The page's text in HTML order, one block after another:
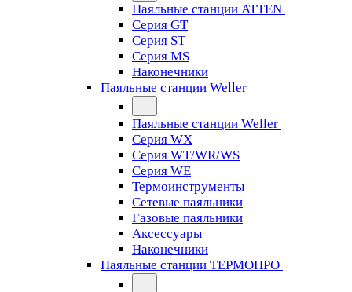
Паяльные станции ATTEN
Серия GT
Серия ST
Серия MS
Наконечники
Паяльные станции Weller
Паяльные станции Weller
Серия WX
Серия WT/WR/WS
Серия WE
Термоинструменты
Сетевые паяльники
Газовые паяльники
Аксессуары
Наконечники
Паяльные станции ТЕРМОПРО